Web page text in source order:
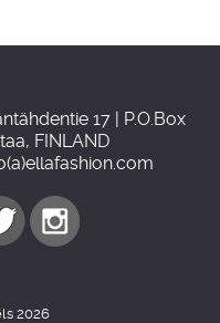
17 | P.O.Box
FINLAND
2026